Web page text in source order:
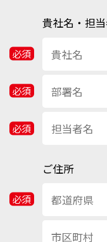
貴社名・担
ご住所